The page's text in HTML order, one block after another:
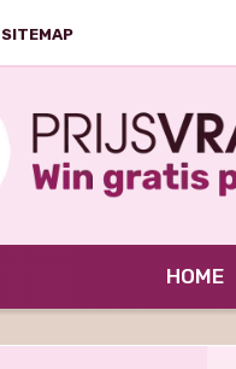
SITEMAP
HOME